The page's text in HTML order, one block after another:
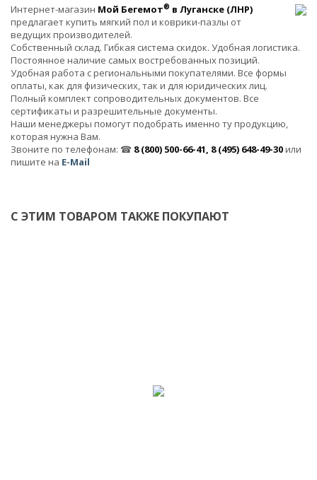
Интернет-магазин Мой Бегемот® в Луганске (ЛНР)
предлагает купить мягкий пол и коврики-пазлы от
ведущих производителей.
Собственный склад. Гибкая система скидок. Удобная логистика.
Постоянное наличие самых востребованных позиций.
Удобная работа с региональными покупателями. Все формы
оплаты, как для физических, так и для юридических лиц.
Полный комплект сопроводительных документов. Все
сертификаты и разрешительные документы.
Наши менеджеры помогут подобрать именно ту продукцию,
которая нужна Вам.
Звоните по телефонам: ☎ 8 (800) 500-66-41, 8 (495) 648-49-30или
пишите на E-Mail
С ЭТИМ ТОВАРОМ ТАКЖЕ ПОКУПАЮТ